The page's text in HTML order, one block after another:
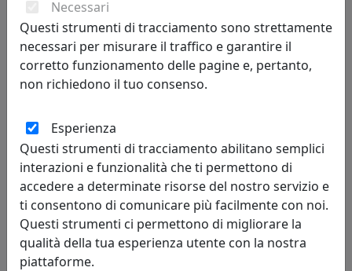
PORTAFOTO FEDI NUZIALI, RIQUADRO INTERNO 18X24
ARGENTATO CR125-4
Bongelli Preziosi
Necessari
Questi strumenti di tracciamento sono strettamente
necessari per misurare il traffico e garantire il
corretto funzionamento delle pagine e, pertanto,
non richiedono il tuo consenso.
Esperienza
Questi strumenti di tracciamento abilitano semplici
interazioni e funzionalità che ti permettono di
accedere a determinate risorse del nostro servizio e
ti consentono di comunicare più facilmente con noi.
Questi strumenti ci permettono di migliorare la
qualità della tua esperienza utente con la nostra
piattaforme.